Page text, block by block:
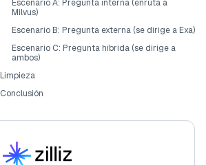
Escenario A: Pregunta interna (enruta a
Milvus)
Escenario B: Pregunta externa (se dirige a Exa)
Escenario C: Pregunta híbrida (se dirige a
ambos)
Limpieza
Conclusión